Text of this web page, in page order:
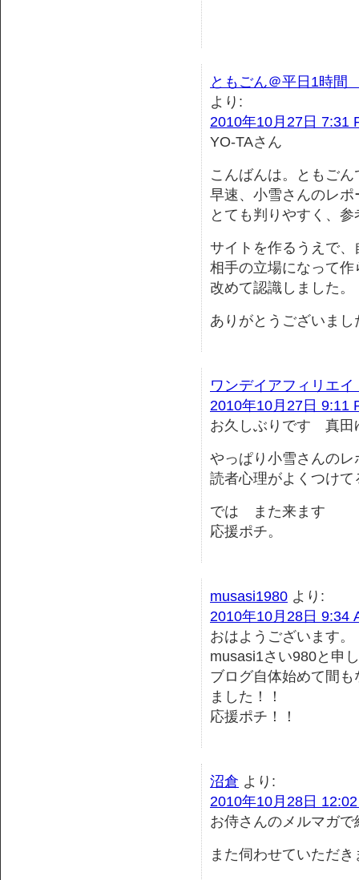
ともごん＠平日1時
より:
2010年10月27日 7:31
YO-TAさん
こんばんは。ともごん
早速、小雪さんのレ
とても判りやすく、
サイトを作るうえで
相手の立場になって
改めて認識しました。
ありがとうございまし
ワンデイアフィリエ
2010年10月27日 9:11
お久しぶりです 真田
やっぱり小雪さんの
読者心理がよくつけ
では また来ます
応援ポチ。
musasi1980 より:
2010年10月28日 9:34
おはようございます。
musasi1さい980と申
ブログ自体始めて間
ました！！
応援ポチ！！
沼倉 より:
2010年10月28日
お侍さんのメルマガ
また伺わせていただ